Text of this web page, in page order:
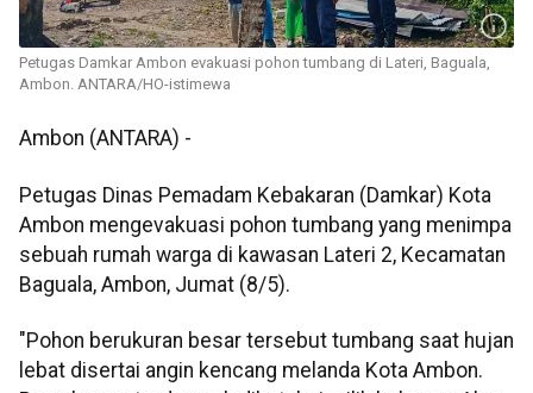
Petugas Damkar Ambon evakuasi pohon tumbang di Lateri, Baguala,
Ambon. ANTARA/HO-istimewa
Ambon (ANTARA) -
Petugas Dinas Pemadam Kebakaran (Damkar) Kota
Ambon mengevakuasi pohon tumbang yang menimpa
sebuah rumah warga di kawasan Lateri 2, Kecamatan
Baguala, Ambon, Jumat (8/5).
"Pohon berukuran besar tersebut tumbang saat hujan
lebat disertai angin kencang melanda Kota Ambon.